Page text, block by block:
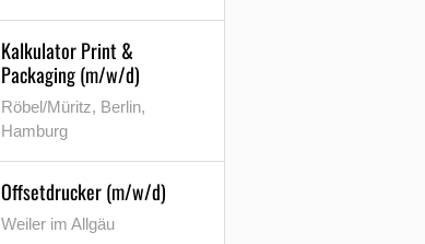
Kalkulator Print &
Packaging (m/w/d)
Röbel/Müritz, Berlin,
Hamburg
Offsetdrucker (m/w/d)
Weiler im Allgäu